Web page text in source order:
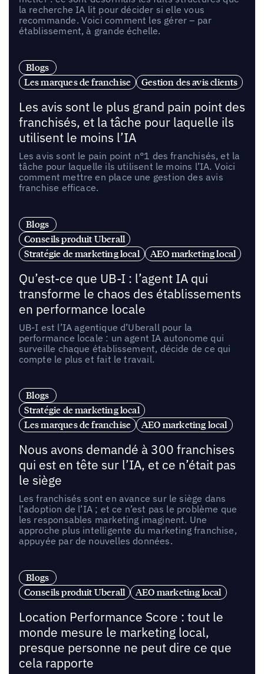
la recherche IA lit pour décider si elle vous
recommande. Voici comment les gérer – par
établissement, à grande échelle.
Blogs
Les marques de franchise
Gestion des avis clients
Les avis sont le plus grand pain point des
franchisés, et la tâche pour laquelle ils
utilisent le moins l’IA
Les avis sont le pain point n°1 des franchisés, et la
tâche pour laquelle ils utilisent le moins l’IA. Voici
comment mettre en place une gestion des avis
franchise efficace.
Blogs
Conseils produit Uberall
Stratégie de marketing local
AEO marketing local
Qu’est-ce que UB-I : l’agent IA qui
transforme le chaos des établissements
en performance locale
UB-I est l’IA agentique d’Uberall pour la
performance locale : un agent IA autonome qui
surveille chaque établissement, décide de ce qui
compte le plus et fait le travail.
Blogs
Stratégie de marketing local
Les marques de franchise
AEO marketing local
Nous avons demandé à 300 franchises
qui est en tête sur l’IA, et ce n’était pas
le siège
Les franchisés sont en avance sur le siège dans
l’adoption de l’IA ; et ce n’est pas le problème que
les responsables marketing imaginent. Une
approche plus intelligente du marketing franchise,
appuyée par de nouvelles données.
Blogs
Conseils produit Uberall
AEO marketing local
Location Performance Score : tout le
monde mesure le marketing local,
presque personne ne peut dire ce que
cela rapporte